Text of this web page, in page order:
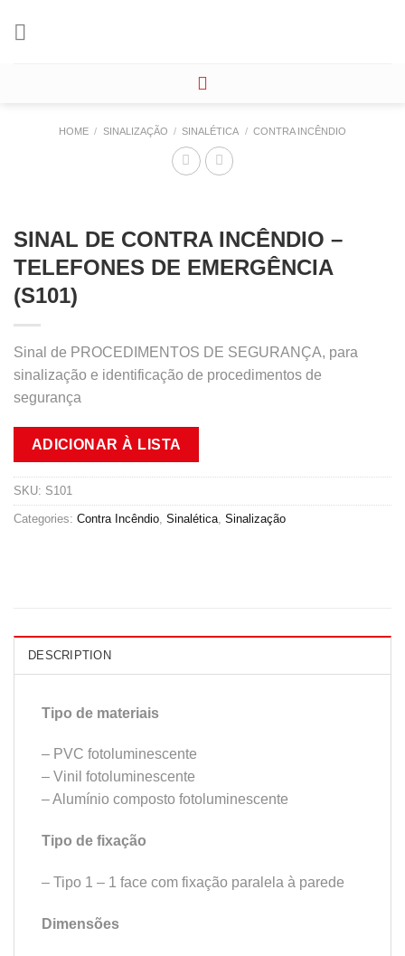
HOME / SINALIZAÇÃO / SINALÉTICA / CONTRA INCÊNDIO
SINAL DE CONTRA INCÊNDIO –
TELEFONES DE EMERGÊNCIA
(S101)
Sinal de PROCEDIMENTOS DE SEGURANÇA, para
sinalização e identificação de procedimentos de
segurança
ADICIONAR À LISTA
SKU: S101
Categories: Contra Incêndio Sinalética Sinalização
DESCRIPTION
Tipo de materiais
– PVC fotoluminescente
– Vinil fotoluminescente
– Alumínio composto fotoluminescente
Tipo de fixação
– Tipo 1 – 1 face com fixação paralela à parede
Dimensões